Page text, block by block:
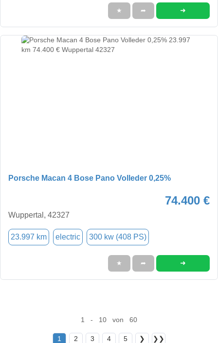
★ ➦ ➜
Porsche Macan 4 Bose Pano Volleder 0,25%
74.400 €
Wuppertal, 42327
23.997 km electric 300 kw (408 PS)
★ ➦ ➜
1 - 10 von 60
1 2 3 4 5 ❯ ❯❯